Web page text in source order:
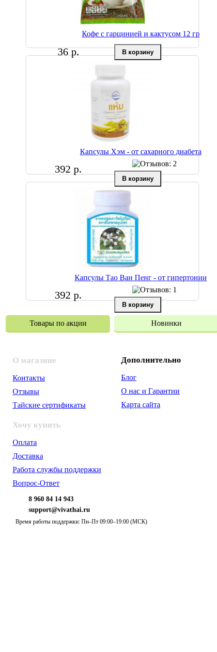
Кофе с гарцинией и кактусом 12 гр
36 р.
Капсулы Хэм - от сахарного диабета
392 р.
Капсулы Тао Ван Пенг - от гипертонии
392 р.
Товары по акции Новинки
О магазине
Контакты
Отзывы
Тайские сертификаты
Хочу купить
Оплата
Доставка
Работа службы поддержки
Вопрос-Ответ
Дополнительно
Блог
О нас и Гарантии
Карта сайта
8 960 84 14 943
support@vivathai.ru
Время работы поддержки: Пн–Пт 09:00–19:00 (МСК)